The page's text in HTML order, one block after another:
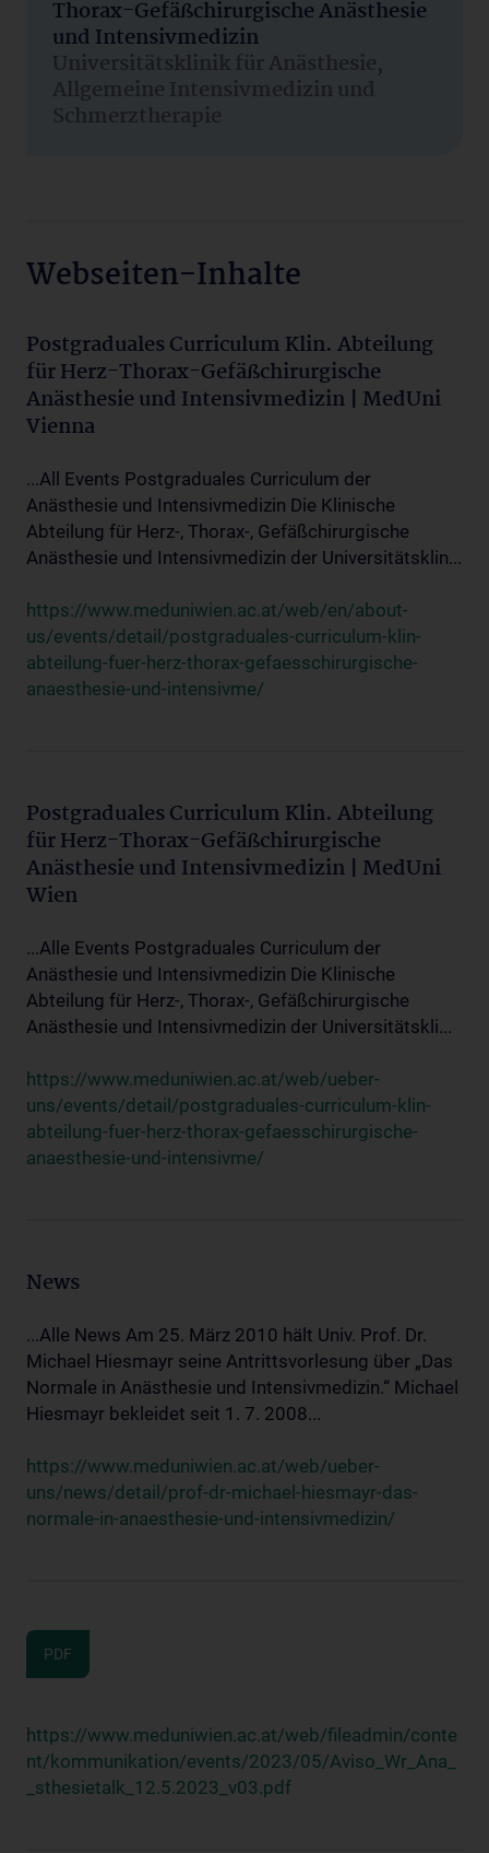
Thorax-Gefäßchirurgische Anästhesie
und Intensivmedizin
Universitätsklinik für Anästhesie,
Allgemeine Intensivmedizin und
Schmerztherapie
Webseiten-Inhalte
Postgraduales Curriculum Klin. Abteilung
für Herz-Thorax-Gefäßchirurgische
Anästhesie und Intensivmedizin | MedUni
Vienna
...All Events Postgraduales Curriculum der
Anästhesie und Intensivmedizin Die Klinische
Abteilung für Herz-, Thorax-, Gefäßchirurgische
Anästhesie und Intensivmedizin der Universitätsklin...
https://www.meduniwien.ac.at/web/en/about-
us/events/detail/postgraduales-curriculum-klin-
abteilung-fuer-herz-thorax-gefaesschirurgische-
anaesthesie-und-intensivme/
Postgraduales Curriculum Klin. Abteilung
für Herz-Thorax-Gefäßchirurgische
Anästhesie und Intensivmedizin | MedUni
Wien
...Alle Events Postgraduales Curriculum der
Anästhesie und Intensivmedizin Die Klinische
Abteilung für Herz-, Thorax-, Gefäßchirurgische
Anästhesie und Intensivmedizin der Universitätskli...
https://www.meduniwien.ac.at/web/ueber-
uns/events/detail/postgraduales-curriculum-klin-
abteilung-fuer-herz-thorax-gefaesschirurgische-
anaesthesie-und-intensivme/
News
...Alle News Am 25. März 2010 hält Univ. Prof. Dr.
Michael Hiesmayr seine Antrittsvorlesung über „Das
Normale in Anästhesie und Intensivmedizin.“ Michael
Hiesmayr bekleidet seit 1. 7. 2008...
https://www.meduniwien.ac.at/web/ueber-
uns/news/detail/prof-dr-michael-hiesmayr-das-
normale-in-anaesthesie-und-intensivmedizin/
PDF
https://www.meduniwien.ac.at/web/fileadmin/conte
nt/kommunikation/events/2023/05/Aviso_Wr_Ana_
_sthesietalk_12.5.2023_v03.pdf